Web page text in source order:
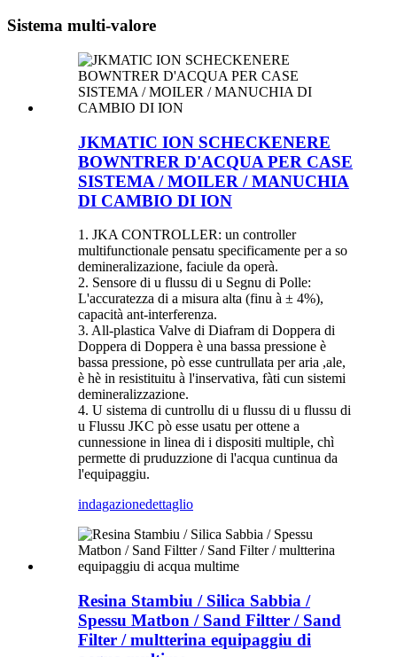
Sistema multi-valore
JKMATIC ION SCHECKENERE
BOWNTRER D'ACQUA PER CASE
SISTEMA / MOILER / MANUCHIA
DI CAMBIO DI ION
1. JKA CONTROLLER: un controller
multifunctionale pensatu specificamente per a so
demineralizazione, faciule da operà.
2. Sensore di u flussu di u Segnu di Polle:
L'accuratezza di a misura alta (finu à ± 4%),
capacità ant-interferenza.
3. All-plastica Valve di Diafram di Doppera di
Doppera di Doppera è una bassa pressione è
bassa pressione, pò esse cuntrullata per aria ,ale,
è hè in resistituitu à l'inservativa, fàti cun sistemi
demineralizzazione.
4. U sistema di cuntrollu di u flussu di u flussu di
u Flussu JKC pò esse usatu per ottene a
cunnessione in linea di i dispositi multiple, chì
permette di pruduzzione di l'acqua cuntinua da
l'equipaggiu.
indagazionedettaglio
Resina Stambiu / Silica Sabbia /
Spessu Matbon / Sand Filtter / Sand
Filter / multterina equipaggiu di